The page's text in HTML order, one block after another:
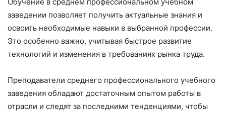
заведении позволяет получить актуальные знания и
освоить необходимые навыки в выбранной профессии.
Это особенно важно, учитывая быстрое развитие
технологий и изменения в требованиях рынка труда.
Преподаватели среднего профессионального учебного
заведения обладают достаточным опытом работы в
отрасли и следят за последними тенденциями, чтобы